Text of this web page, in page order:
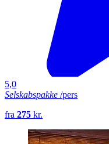
5,0
Selskabspakke /pers
fra 275 kr.